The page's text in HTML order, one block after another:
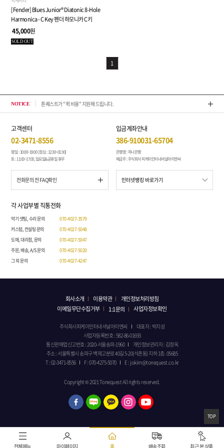
[Fender] Blues Junior® Diatonic 8-Hole
Harmonica - C Key 펜더 하모니카 C키
45,000원
SOLD OUT
1
NOTICE 톤퀘스트가 "퀵 비용" 지원해 드립니다. 2026
고객센터
02-3471-8556
평일 : 10:00~19:00 (점심 : 12:30~01:30)
토 : 11:00~17:00, 일요일&공휴일 휴무
전화문의 전 FAQ확인
입금계좌안내
386-910031-65704
은행명 : 하나은행
예금주 : 주식회사 피케이인터내셔널아이엔씨
각 사업부별 직통전화
악기 셋팅, 수리 문의
070-4027-3579
커스텀, 컨설팅 문의
070-4027-5048
도매, 대리점, 문의
070-4027-5047
주문, 배송, A/S 문의
070-4027-5020
그 외 문의
070-4027-4247
회사소개 이용약관
개인정보처리방침
이메일무단수집거부
1:1문의 사업자정보확인
주식회사피케이인터내셔널아이엔씨
대표자 : 박지성
사업자등록번호 : 582-86-01693
통신판매업신고번호 : 2020-서울송파-1960
개인정보관리자 : 김정옥
주소 : 서울특별시 송파구 백제고분로 40길 5-20(석촌동) 지하 1층. 05685
T : 02-3471-8556
F : 070-4275-5070 E : jokim@tonequest.co.kr
Copyright © 2021 Tonequest All rights reserved.
TOP
전체메뉴 마이페이지 홈 배송조회 최근 본 상품